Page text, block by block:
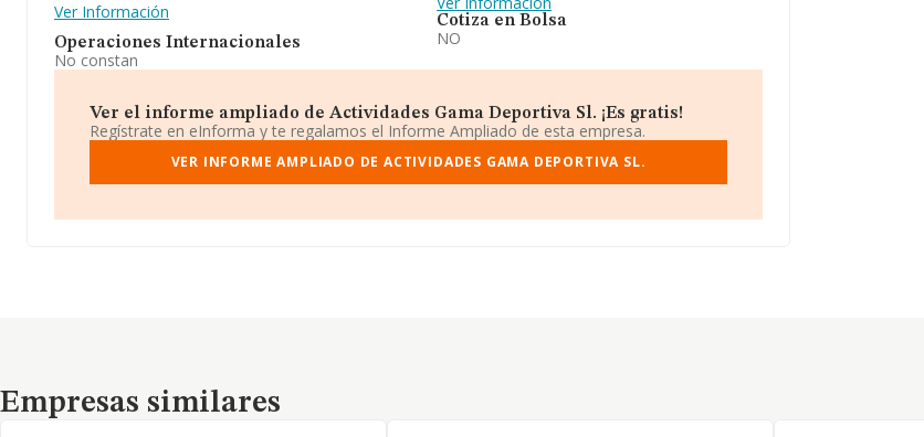
Ver Información
Operaciones Internacionales
No constan
Cotiza en Bolsa
NO
Ver el informe ampliado de Actividades Gama Deportiva Sl. ¡Es gratis!
Regístrate en eInforma y te regalamos el Informe Ampliado de esta empresa.
VER INFORME AMPLIADO DE ACTIVIDADES GAMA DEPORTIVA SL.
Empresas similares
Empresas similares